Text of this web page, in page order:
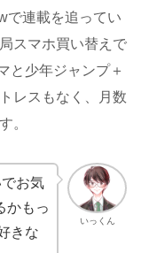
で連載を追ってい
スマホ買い替えで
と少年ジャンプ＋
レスもなく、月数
。
いっくん
お気
かもっ
きな